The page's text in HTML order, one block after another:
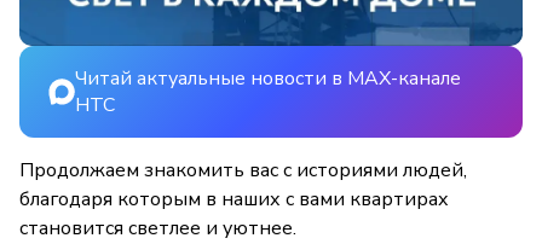
Читай актуальные новости в MAX-канале
НТС
Продолжаем знакомить вас с историями людей,
благодаря которым в наших с вами квартирах
становится светлее и уютнее.